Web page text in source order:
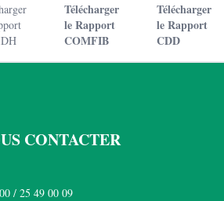
Télécharger
le Rapport
COMFIB
Télécharger
le Rapport
CDD
CONTACTER
/ 25 49 00 09